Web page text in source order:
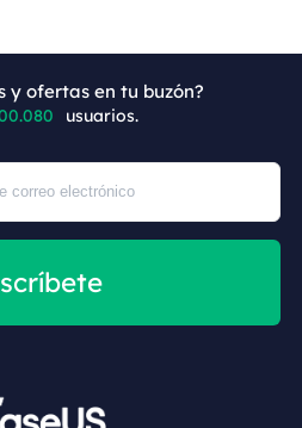
y ofertas en tu buzón?
usuarios.
+2